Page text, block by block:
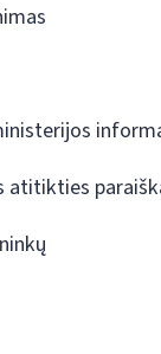
atitikties